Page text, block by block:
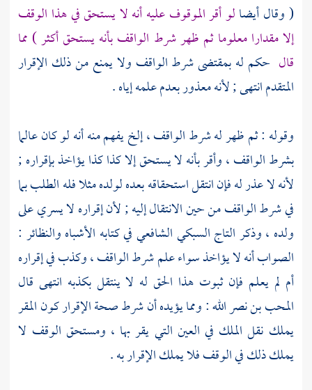
( وقال أيضالو أقر الموقوف عليه أنه لا يستحق في هذا الوقف
إلا مقدارا معلوما ثم ظهر شرط الواقف بأنه يستحق أكثر ) مما
قال حكم له بمقتضى شرط الواقف ولا يمنع من ذلك الإقرار
المتقدم انتهى ; لأنه معذور بعدم علمه إياه .
وقوله : ثم ظهر له شرط الواقف ، إلخ يفهم منه أنه لو كان عالما
بشرط الواقف ، وأقر بأنه لا يستحق إلا كذا كذا يؤاخذ بإقراره ;
لأنه لا عذر له فإن انتقل استحقاقه بعده لولده مثلا فله الطلب بما
في شرط الواقف من حين الانتقال إليه ; لأن إقراره لا يسري على
ولده ، وذكرالتاج السبكي الشافعيفي كتابه الأشباه والنظائر :
الصواب أنه لا يؤاخذ سواء علم شرط الواقف ، وكذب في إقراره
أم لم يعلم فإن ثبوت هذا الحق له لا ينتقل بكذبه انتهى قال
المحب بن نصر الله: ومما يؤيده أن شرط صحة الإقرار كون المقر
يملك نقل الملك في العين التي يقر بها ، ومستحق الوقف لا
يملك ذلك في الوقف فلا يملك الإقرار به .